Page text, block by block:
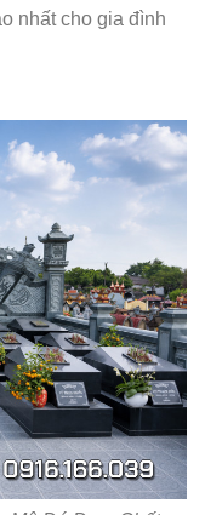
nhất cho gia đình